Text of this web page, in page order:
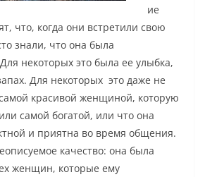
ие
что, когда они встретили свою
знали, что она была
некоторых это была ее улыбка,
Для некоторых это даже не
красивой женщиной, которую
самой богатой, или что она
и приятна во время общения.
качество: она была
женщин, которые ему